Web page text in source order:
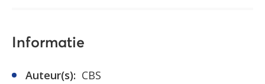
Informatie
Auteur(s): CBS